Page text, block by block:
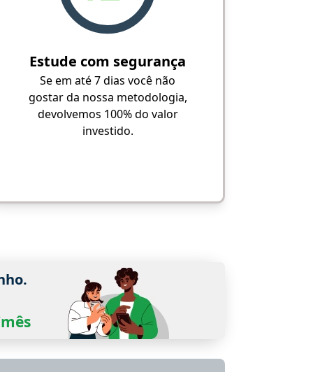
Estude com segurança
Se em até 7 dias você não
gostar da nossa metodologia,
devolvemos 100% do valor
investido.